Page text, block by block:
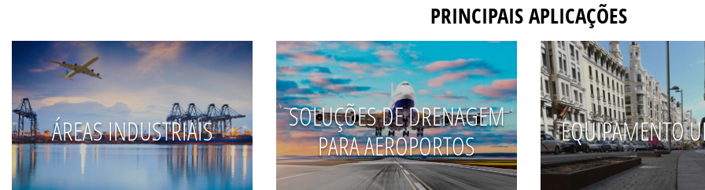
PRINCIPAIS APLICAÇÕES
ÁREAS INDUSTRIAIS
SOLUÇÕES DE DRENAGEM
PARA AEROPORTOS
EQUIPAMENTO